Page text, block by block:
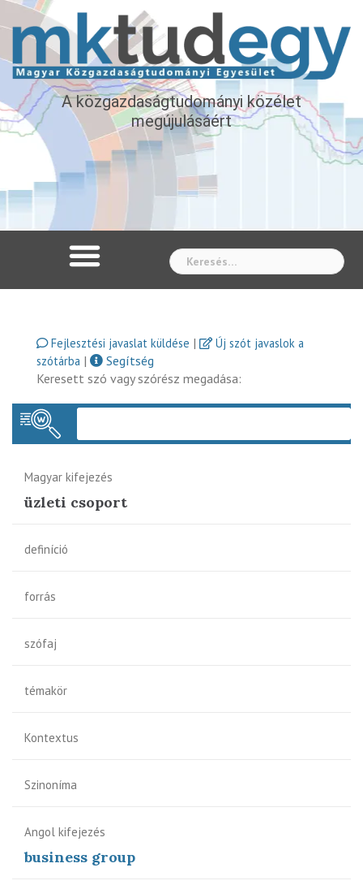
A közgazdaságtudományi közélet
megújulásáért
Fejlesztési javaslat küldése |
Új szót javaslok a
szótárba |
Segítség
Keresett szó vagy szórész megadása:
Magyar kifejezés
üzleti csoport
definíció
forrás
szófaj
témakör
Kontextus
Szinoníma
Angol kifejezés
business group